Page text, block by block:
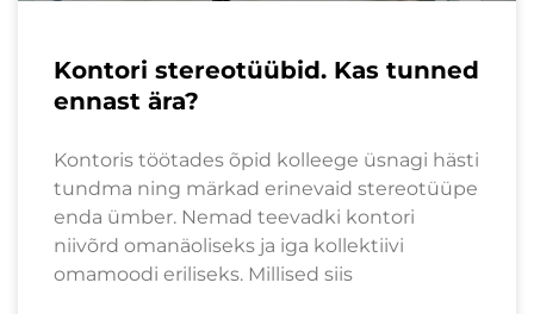
Kontori stereotüübid. Kas tunned
ennast ära?
Kontoris töötades õpid kolleege üsnagi hästi
tundma ning märkad erinevaid stereotüüpe
enda ümber. Nemad teevadki kontori
niivõrd omanäoliseks ja iga kollektiivi
omamoodi eriliseks. Millised siis